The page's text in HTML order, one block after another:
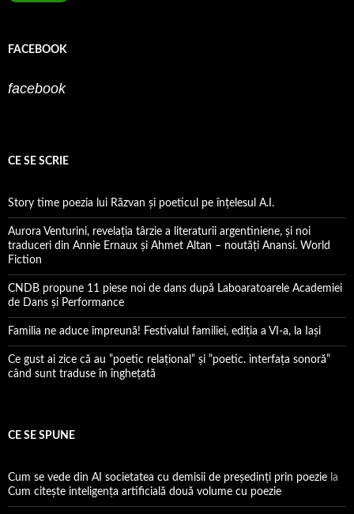
FACEBOOK
facebook
CE SE SCRIE
Story time poezia lui Răzvan și poeticul pe înțelesul A.I.
Aurora Venturini, revelația târzie a literaturii argentiniene, și noi
traduceri din Annie Ernaux și Ahmet Altan – noutăți Anansi. World
Fiction
CNDB propune 11 piese noi de dans după Laboaratoarele Academiei
de Dans și Performance
Familia ne aduce împreună! Festivalul familiei, ediția a VI-a, la Iași
Ce gust ai zice că au ”poetic relațional” și ”poetic. interfața sonoră”
când sunt traduse în înghețată
CE SE SPUNE
Cum se vede din AI societatea cu demisii de președinți prin poezie la
Cum citește inteligența artificială două volume cu poezie